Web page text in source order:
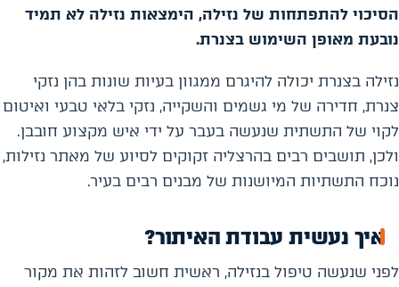
הסיכוי להתפתחות של נזילה, הימצאות נזילה לא תמיד
נובעת מאופן השימוש בצנרת.
נזילה בצנרת יכולה להיגרם ממגוון בעיות שונות בהן נזקי
צנרת, חדירה של מי גשמים והשקייה, נזקי בלאי טבעי ואיטום
לקוי של התשתית שנעשה בעבר על ידי איש מקצוע חובבן.
ולכן, תושבים רבים בהרצליה זקוקים לסיוע של מאתר נזילות,
נוכח התשתיות המיושנות של מבנים רבים בעיר.
איך נעשית עבודת האיתור?
לפני שנעשה טיפול בנזילה, ראשית חשוב לזהות את מקור